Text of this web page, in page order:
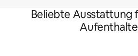
Beliebte Ausstattung
Aufenthalte